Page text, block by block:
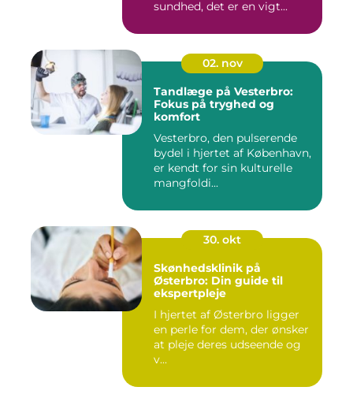
sundhed, det er en vigt...
02. nov
Tandlæge på Vesterbro:
Fokus på tryghed og
komfort
Vesterbro, den pulserende
bydel i hjertet af København,
er kendt for sin kulturelle
mangfoldi...
30. okt
Skønhedsklinik på
Østerbro: Din guide til
ekspertpleje
I hjertet af Østerbro ligger
en perle for dem, der ønsker
at pleje deres udseende og
v...